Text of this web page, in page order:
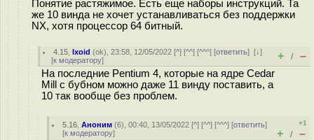
Понятие растяжимое. Есть еще наборы инструкций. Та
же 10 винда не хочет устанавливаться без поддержки
NX, хотя процессор 64 битный.
4.15 ,lxoid (ok), 23:58, 12/05/2022 [^] [^^] [^^^] [ответить][↓]
[к модератору] + / –
На последние Pentium 4, которые на ядре Cedar
Mill с бубном можно даже 11 винду поставить, а
10 так вообще без проблем.
5.16 ,Аноним (6), 00:40, 13/05/2022 [^] [^^] [^^^] [ответить]
[к модератору]
+1
+ / –